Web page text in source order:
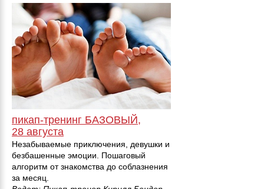
пикап-тренинг БАЗОВЫЙ,
28 августа
Незабываемые приключения, девушки и
безбашенные эмоции. Пошаговый
алгоритм от знакомства до соблазнения
за месяц.